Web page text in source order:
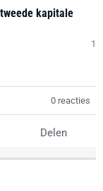
kapitale
1
0 reacties
Delen